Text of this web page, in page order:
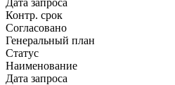
Дата запроса
Контр. срок
Согласовано
Генеральный план
Статус
Наименование
Дата запроса